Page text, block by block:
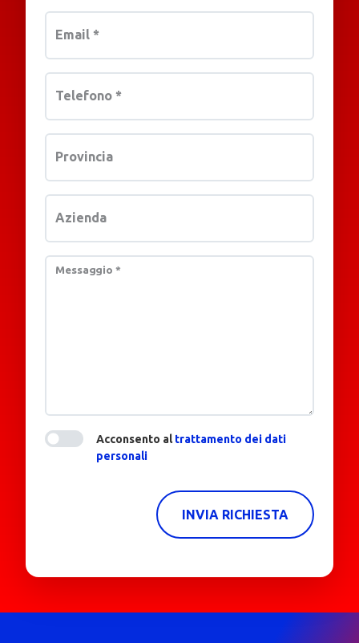
Email *
Telefono *
Provincia
Azienda
Messaggio *
Acconsento altrattamento dei dati
personali
INVIA RICHIESTA